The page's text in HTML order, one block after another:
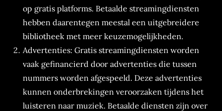
op gratis platforms. Betaalde streamingdiensten
hebben daarentegen meestal een uitgebreidere
bibliotheek met meer keuzemogelijkheden.
Advertenties: Gratis streamingdiensten worden
vaak gefinancierd door advertenties die tussen
nummers worden afgespeeld. Deze advertenties
kunnen onderbrekingen veroorzaken tijdens het
luisteren naar muziek. Betaalde diensten zijn over